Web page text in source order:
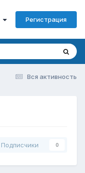
Регистрация
Вся активность
Подписчики 0